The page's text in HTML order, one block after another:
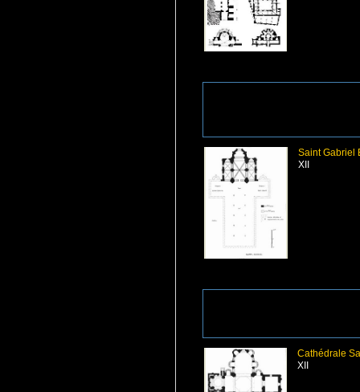
Saint Gabriel
XII
Cathédrale
XII